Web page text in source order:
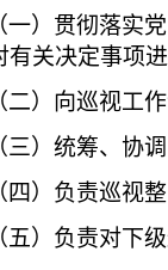
一）贯彻落实
有关决定事项
二）向巡视工
三）统筹、协
四）负责巡视
五）负责对下